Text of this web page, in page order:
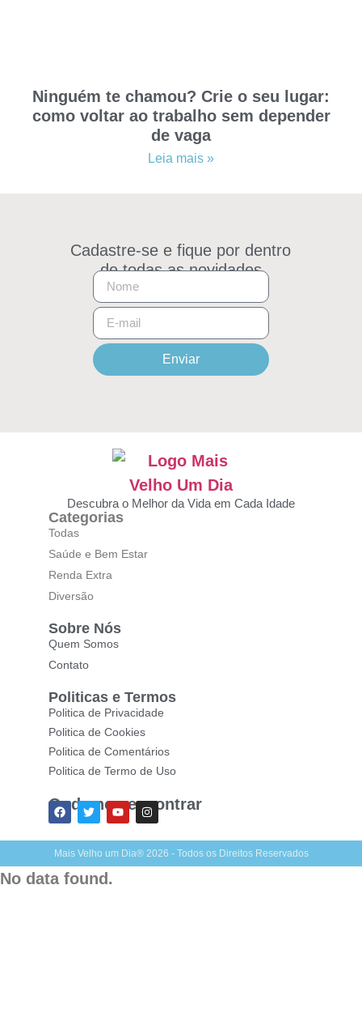
Ninguém te chamou? Crie o seu lugar:
como voltar ao trabalho sem depender
de vaga
Leia mais »
Cadastre-se e fique por dentro
de todas as novidades
Enviar
Descubra o Melhor da Vida em Cada Idade
Categorias
Todas
Saúde e Bem Estar
Renda Extra
Diversão
Sobre Nós
Quem Somos
Contato
Politicas e Termos
Politica de Privacidade
Politica de Cookies
Politica de Comentários
Politica de Termo de Uso
Onde nos encontrar
Mais Velho um Dia® 2026 - Todos os Direitos Reservados
No data found.